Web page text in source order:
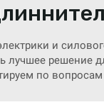
и
лучшее решение
по